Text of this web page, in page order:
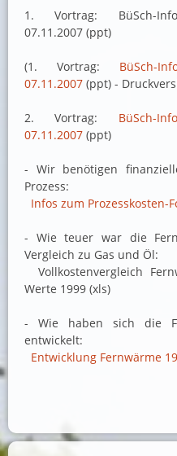
1. Vortrag: BüSch-
07.11.2007 (ppt)
(1. Vortrag: BüSch-
07.11.2007 (ppt) -
2. Vortrag: BüSch-
07.11.2007 (ppt)
- Wir benötigen
Prozess:
Infos zum Prozesskosten-
- Wie teuer war die
Vergleich zu Gas und Öl:
Vollkostenvergleich
Werte 1999 (xls)
- Wie haben sich die
entwickelt:
Entwicklung Fernwärme